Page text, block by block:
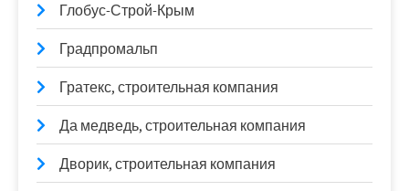
Глобус-Строй-Крым
Градпромальп
Гратекс, строительная компания
Да медведь, строительная компания
Дворик, строительная компания